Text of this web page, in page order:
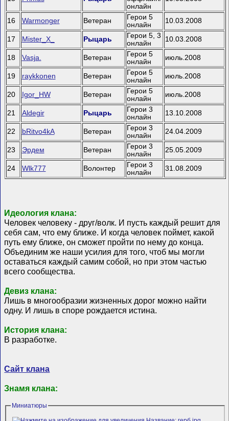
онлайн
16 Warmonger Ветеран
Герои 5
онлайн
10.03.2008
17 Mister_X_ Рыцарь
Герои 5, 3
онлайн
10.03.2008
18 Vasja. Ветеран
Герои 5
онлайн
июль.2008
19 raykkonen Ветеран
Герои 5
онлайн
июль.2008
20 Igor_HW Ветеран
Герои 5
онлайн
июль.2008
21 Aldegir Рыцарь
Герои 3
онлайн
13.10.2008
22 bRitvo4kA Ветеран
Герои 3
онлайн
24.04.2009
23 Эрдем Ветеран
Герои 3
онлайн
25.05.2009
24 Wlk777 Волонтер
Герои 3
онлайн
31.08.2009
Идеология клана:
Человек человеку - друг/волк. И пусть каждый решит для
себя сам, что ему ближе. И когда человек поймет, какой
путь ему ближе, он сможет пройти по нему до конца.
Объединим же наши усилия для того, чтоб мы могли
оставаться каждый самим собой, но при этом частью
всего сообщества.
Девиз клана:
Лишь в многообразии жизненных дорог можно найти
одну. И лишь в споре рождается истина.
История клана:
В разработке.
Сайт клана
Знамя клана:
Миниатюры